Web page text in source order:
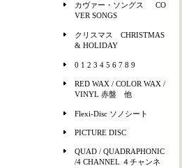
カヴァー・ソングス CO
VER SONGS
クリスマス CHRISTMAS
& HOLIDAY
0 1 2 3 4 5 6 7 8 9
RED WAX / COLOR WAX /
VINYL 赤盤 他
Flexi-Disc ソノシート
PICTURE DISC
QUAD / QUADRAPHONIC
/4 CHANNEL ４チャンネ